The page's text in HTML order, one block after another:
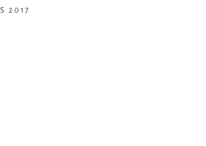
2017